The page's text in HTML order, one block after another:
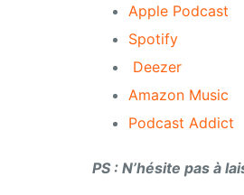
Apple Podcast
Spotify
Deezer
Amazon Music
Podcast Addict
PS : N’hésite pas à